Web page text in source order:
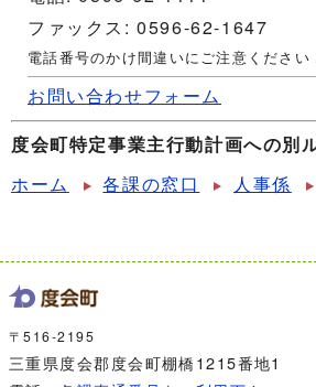
ファックス: 0596-62-1647
電話番号のかけ間違いにご注意ください
お問い合わせフォーム
度会町特定事業主行動計画への別
ホーム
各課の窓口 人事係
〒516-2195
三重県度会郡度会町棚橋1215番地1